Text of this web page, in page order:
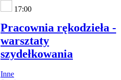
17:00
Pracownia rękodzieła -
warsztaty
szydełkowania
Inne